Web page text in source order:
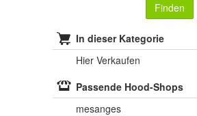
Finden
In dieser Kategorie
Hier Verkaufen
Passende Hood-Shops
mesanges